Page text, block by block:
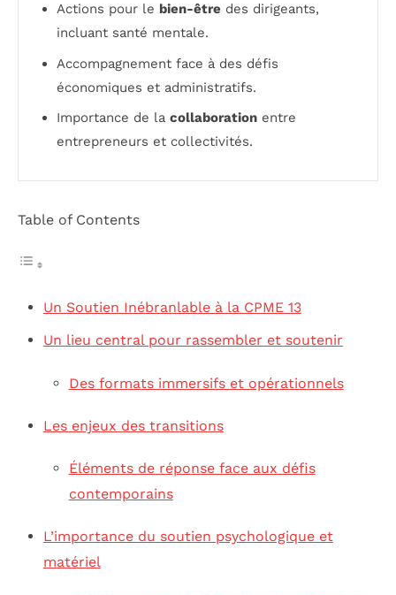
Actions pour le bien-être des dirigeants,
incluant santé mentale.
Accompagnement face à des défis
économiques et administratifs.
Importance de la collaboration entre
entrepreneurs et collectivités.
Table of Contents
Un Soutien Inébranlable à la CPME 13
Un lieu central pour rassembler et soutenir
Des formats immersifs et opérationnels
Les enjeux des transitions
Éléments de réponse face aux défis
contemporains
L’importance du soutien psychologique et
matériel